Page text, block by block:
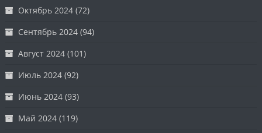
Октябрь 2024 (72)
Сентябрь 2024 (94)
Август 2024 (101)
Июль 2024 (92)
Июнь 2024 (93)
Май 2024 (119)